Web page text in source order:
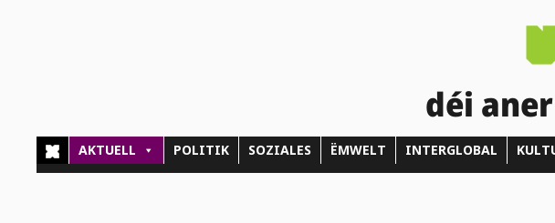
déi
AKTUELL POLITIK SOZIALES ËMWELT INTERGLOBAL